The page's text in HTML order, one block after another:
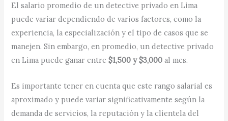
El salario promedio de un detective privado en Lima
puede variar dependiendo de varios factores, como la
experiencia, la especialización y el tipo de casos que se
manejen. Sin embargo, en promedio, un detective privado
en Lima puede ganar entre$1,500 y $3,000 al mes.
Es importante tener en cuenta que este rango salarial es
aproximado y puede variar significativamente según la
demanda de servicios, la reputación y la clientela del